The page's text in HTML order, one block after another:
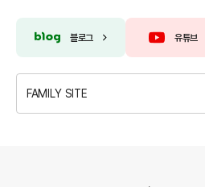
블로그 유튜브
FAMILY SITE